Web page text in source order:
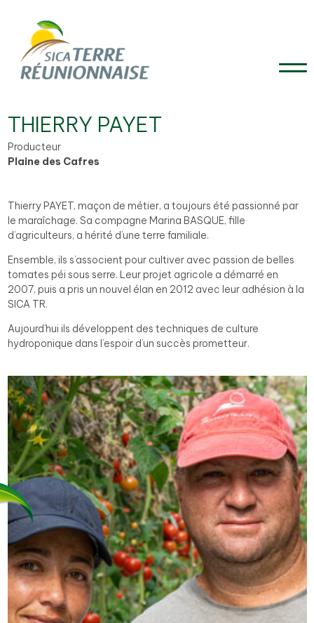
THIERRY PAYET
Producteur
Plaine des Cafres
Thierry PAYET, maçon de métier, a toujours été passionné par
le maraîchage. Sa compagne Marina BASQUE, fille
d’agriculteurs, a hérité d’une terre familiale.
Ensemble, ils s’associent pour cultiver avec passion de belles
tomates péi sous serre. Leur projet agricole a démarré en
2007, puis a pris un nouvel élan en 2012 avec leur adhésion à la
SICA TR.
Aujourd’hui ils développent des techniques de culture
hydroponique dans l’espoir d’un succès prometteur.